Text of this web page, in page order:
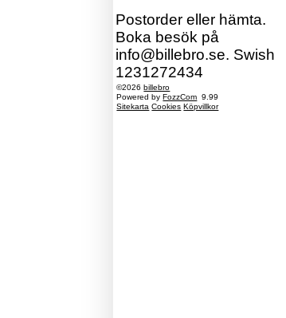
Postorder eller hämta.
Boka besök på
info@billebro.se. Swish
1231272434
©2026billebro
Powered byFozzCom 9.99
Sitekarta Cookies Köpvillkor